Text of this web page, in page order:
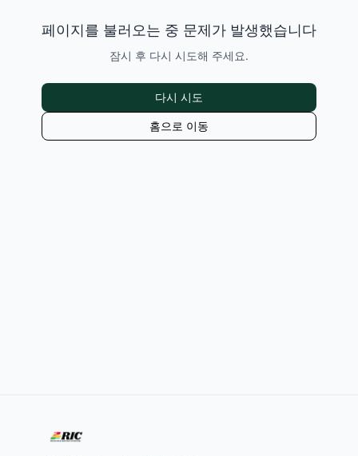
페이지를 불러오는 중 문제가 발생했습니다
잠시 후 다시 시도해 주세요.
다시 시도
홈으로 이동